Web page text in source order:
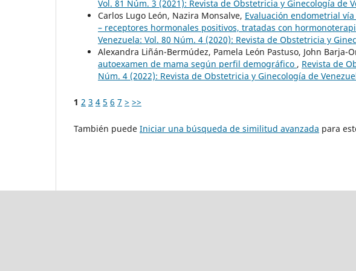
Vol. 81 Núm. 3 (2021): Revista de Obstetricia y Ginecología de
Carlos Lugo León, Nazira Monsalve, Evaluación endometrial
– receptores hormonales positivos, tratadas con
Venezuela: Vol. 80 Núm. 4 (2020): Revista de Obstetricia y
Alexandra Liñán-Bermúdez, Pamela León Pastuso, John Barja-
autoexamen de mama según perfil demográfico , Revista de
Núm. 4 (2022): Revista de Obstetricia y Ginecología de
1 2 3 4 5 6 7 > >>
También puede Iniciar una búsqueda de similitud avanzada para